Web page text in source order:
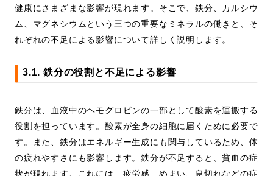
健康にさまざまな影響が現れます。そこで、鉄分、カルシウ
ム、マグネシウムという三つの重要なミネラルの働きと、そ
れぞれの不足による影響について詳しく説明します。
3.1. 鉄分の役割と不足による影響
鉄分は、血液中のヘモグロビンの一部として酸素を運搬する
役割を担っています。酸素が全身の細胞に届くために必要で
す。また、鉄分はエネルギー生成にも関与しているため、体
の疲れやすさにも影響します。鉄分が不足すると、貧血の症
状が現れます。これには、疲労感、めまい、息切れなどの症